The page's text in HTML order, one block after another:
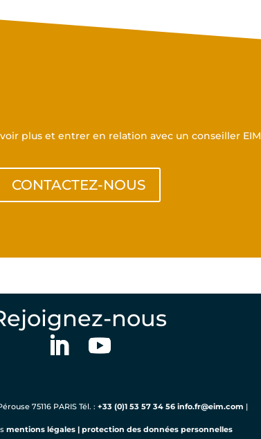
plus et entrer en relation avec un conseiller EIM
CONTACTEZ-NOUS
nous
75116 PARIS Tél. : +33 (0)1 53 57 34 56 info.fr@eim.com |
mentions légales | protection des données personnelles